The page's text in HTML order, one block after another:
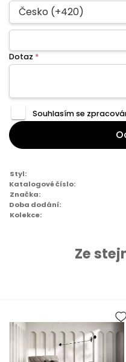
Česko (+420)
Dotaz *
Souhlasím se
Styl:
Katalogové číslo:
Značka:
Doba dodání:
Kolekce:
Ze